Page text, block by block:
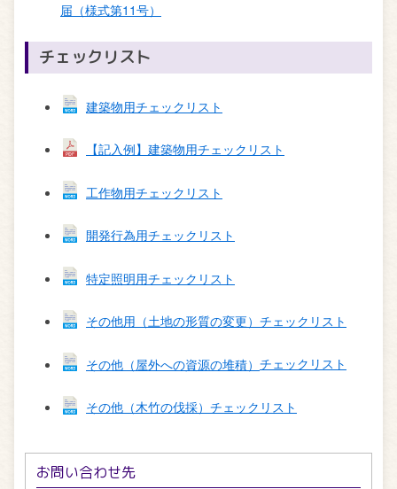
届（様式第11号）
チェックリスト
建築物用チェックリスト
【記入例】建築物用チェックリスト
工作物用チェックリスト
開発行為用チェックリスト
特定照明用チェックリスト
その他用（土地の形質の変更） チェックリスト
その他（屋外への資源の堆積） チェックリスト
その他（木竹の伐採） チェックリスト
お問い合わせ先